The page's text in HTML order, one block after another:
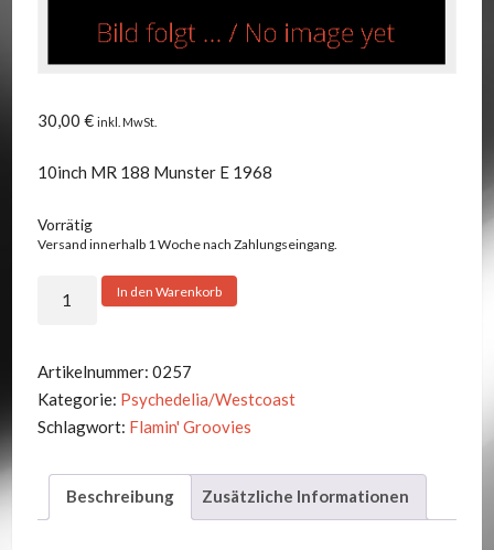
30,00 € inkl. MwSt.
10inch MR 188 Munster E 1968
Vorrätig
Versand innerhalb 1 Woche nach Zahlungseingang.
Sneakers
Menge
In den Warenkorb
Artikelnummer: 0257
Kategorie: Psychedelia/Westcoast
Schlagwort: Flamin' Groovies
Beschreibung Zusätzliche Informationen